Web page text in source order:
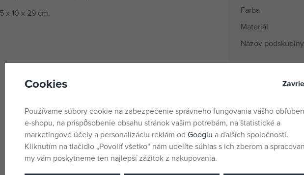
x 10 x 29 cm.
Farba
Materiál
Názov
Vek od
Krajina pôvodu
Dodávateľské číslo
Výrobca /
Cookies
Používame súbory cookie na zabezpečenie správneho fungovania vášho
e-shopu, na prispôsobenie obsahu stránok vašim potrebám, na štatistické a
marketingové účely a personalizáciu reklám od Googlu a ďalších spoločností.
Kliknutím na tlačidlo „Povoliť všetko“ nám udelíte súhlas s ich zberom a
my vám poskytneme ten najlepší zážitok z nakupovania.